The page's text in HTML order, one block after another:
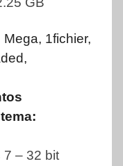
Mega, 1fichier,
7 – 32 bit